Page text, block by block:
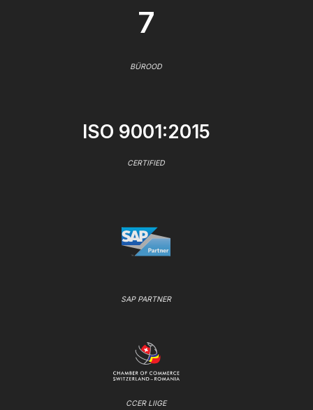
7
BÜROOD
ISO 9001:2015
CERTIFIED
SAP PARTNER
CCER LIIGE